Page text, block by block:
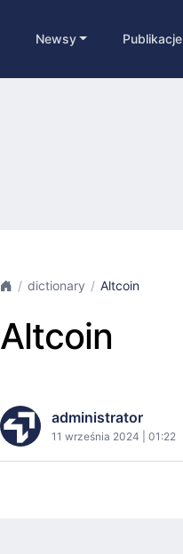
Newsy Publikacje
dictionary Altcoin
Altcoin
administrator
11 września 2024 | 01:22